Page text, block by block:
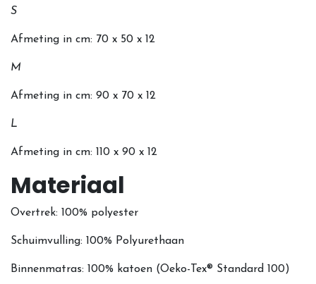
S
Afmeting in cm: 70 x 50 x 12
M
Afmeting in cm: 90 x 70 x 12
L
Afmeting in cm: 110 x 90 x 12
Materiaal
Overtrek: 100% polyester
Schuimvulling: 100% Polyurethaan
Binnenmatras: 100% katoen (Oeko-Tex® Standard 100)